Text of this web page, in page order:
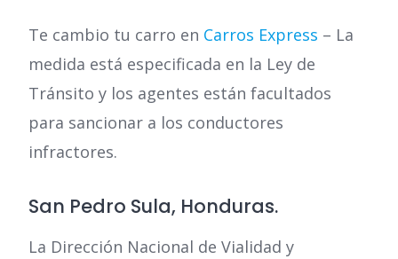
Te cambio tu carro en Carros Express – La
medida está especificada en la Ley de
Tránsito y los agentes están facultados
para sancionar a los conductores
infractores.
San Pedro Sula, Honduras.
La Dirección Nacional de Vialidad y